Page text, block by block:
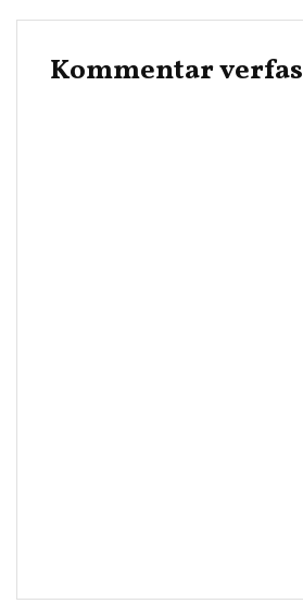
Kommentar